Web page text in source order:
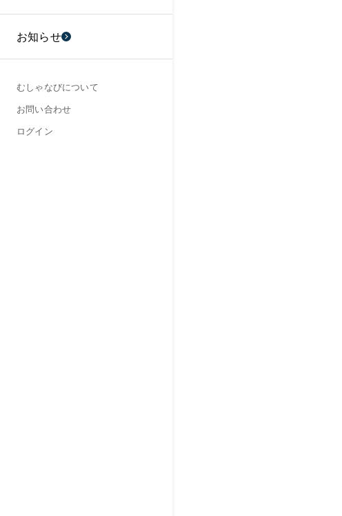
お知らせ
むしゃなびについて
お問い合わせ
ログイン